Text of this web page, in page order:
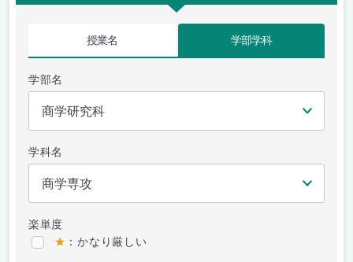
授業名 学部学科
学部名
学科名
楽単度
★ ：かなり厳しい